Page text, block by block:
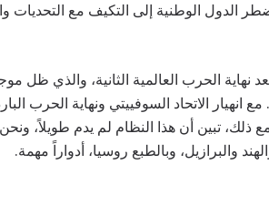
الدول الوطنية إلى التكيف مع التحديات
نهاية الحرب العالمية الثانية، والذي ظل
انهيار الاتحاد السوفييتي ونهاية الحرب
ذلك، تبين أن هذا النظام لم يدم طويلاً،
والبرازيل، وبالطبع روسيا، أدواراً مهمة.